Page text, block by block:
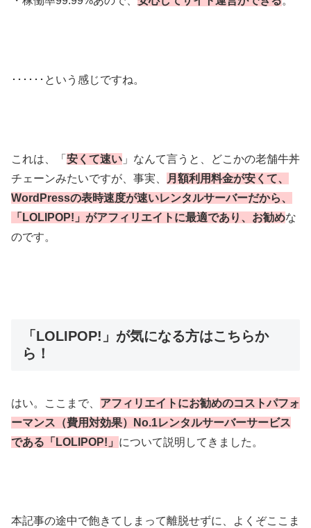
･･････という感じですね。
これは、「 安くて速い 」なんて言うと、どこかの老舗牛丼
チェーンみたいですが、事実、
月額利用料金が安くて、
WordPressの表時速度が速いレンタルサーバーだから、
「LOLIPOP!」がアフィリエイトに最適であり、お勧めな
のです。
「LOLIPOP!」が気になる方はこちらか
ら！
はい。ここまで、 アフィリエイトにお勧めのコストパフォ
ーマンス（費用対効果）No.1レンタルサーバーサービス
である「LOLIPOP!」 について説明してきました。
本記事の途中で飽きてしまって離脱せずに、よくぞここま